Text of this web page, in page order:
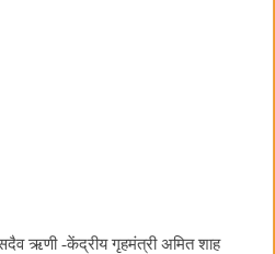
ऋणी -केंद्रीय गृहमंत्री अमित शाह